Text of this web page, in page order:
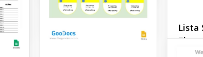
Google Docs
Google
Lista